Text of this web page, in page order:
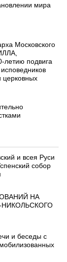
мира
Московского
летию подвига
церковных
и всея Руси
собор
НА
и беседы с